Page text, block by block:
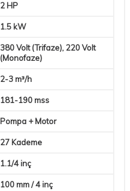
2 HP
1.5 kW
380 Volt (Trifaze), 220 Volt
(Monofaze)
2-3 m³/h
181-190 mss
Pompa + Motor
27 Kademe
1.1/4 inç
100 mm / 4 inç